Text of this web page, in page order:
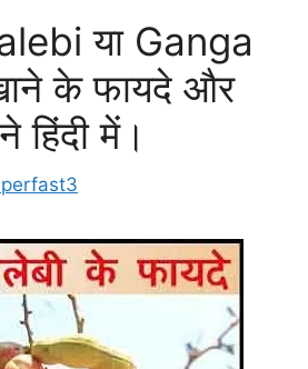
या Ganga
के फायदे और
हिंदी में।